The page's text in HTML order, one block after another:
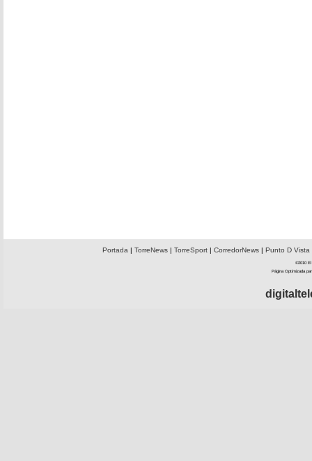
Portada | TorreNews| TorreSport| CorredorNews| Punto D Vista
©2010 El
Página Optimizada